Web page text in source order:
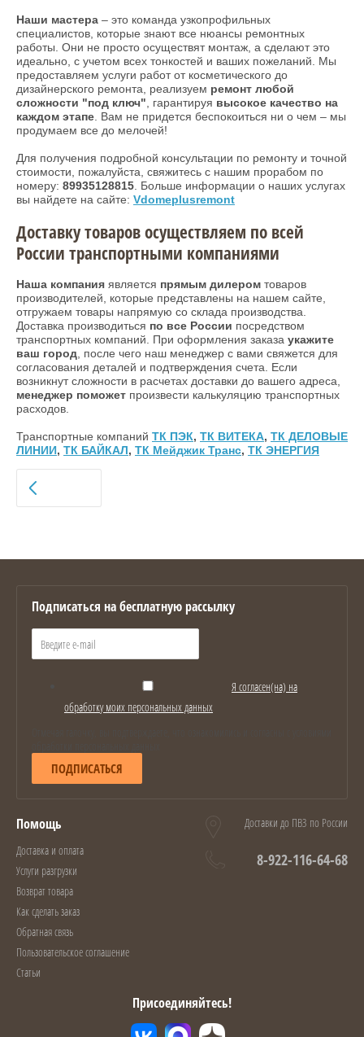
Наши мастера – это команда узкопрофильных
специалистов, которые знают все нюансы ремонтных
работы. Они не просто осуществят монтаж, а сделают это
идеально, с учетом всех тонкостей и ваших пожеланий. Мы
предоставляем услуги работ от косметического до
дизайнерского ремонта, реализуем ремонт любой
сложности "под ключ", гарантируя высокое качество на
каждом этапе. Вам не придется беспокоиться ни о чем – мы
продумаем все до мелочей!
Для получения подробной консультации по ремонту и точной
стоимости, пожалуйста, свяжитесь с нашим прорабом по
номеру: 89935128815. Больше информации о наших услугах
вы найдете на сайте: Vdomeplusremont
Доставку товаров осуществляем по всей
России транспортными компаниями
Наша компания является прямым дилером товаров
производителей, которые представлены на нашем сайте,
отгружаем товары напрямую со склада производства.
Доставка производиться по все России посредством
транспортных компаний. При оформления заказа укажите
ваш город, после чего наш менеджер с вами свяжется для
согласования деталей и подтверждения счета. Если
возникнут сложности в расчетах доставки до вашего адреса,
менеджер поможет произвести калькуляцию транспортных
расходов.
Транспортные компаний ТК ПЭК, ТК ВИТЕКА, ТК ДЕЛОВЫЕ
ЛИНИИ, ТК БАЙКАЛ, ТК Мейджик Транс, ТК ЭНЕРГИЯ
Подписаться на бесплатную рассылку
Я согласен(на) на
обработку моих персональных данных
ПОДПИСАТЬСЯ
Помощь
Доставка и оплата
Услуги разгрузки
Возврат товара
Как сделать заказ
Обратная связь
Пользовательское соглашение
Статьи
Доставки до ПВЗ по России
8-922-116-64-68
Присоединяйтесь!